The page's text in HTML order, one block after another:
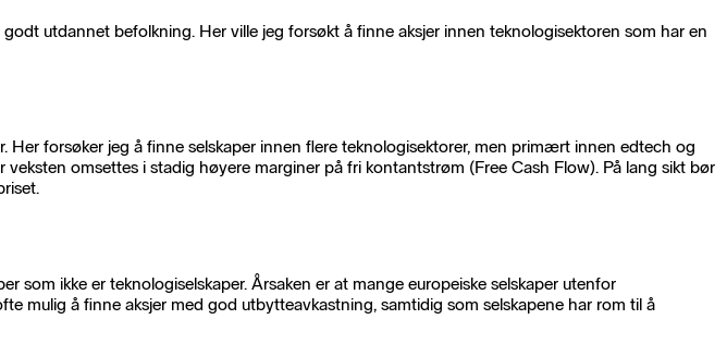
utdannet befolkning. Her ville jeg forsøkt å finne aksjer innen teknologisektoren som har en
forsøker jeg å finne selskaper innen flere teknologisektorer, men primært innen edtech og
omsettes i stadig høyere marginer på fri kontantstrøm (Free Cash Flow). På lang sikt bør
som ikke er teknologiselskaper. Årsaken er at mange europeiske selskaper utenfor
mulig å finne aksjer med god utbytteavkastning, samtidig som selskapene har rom til å